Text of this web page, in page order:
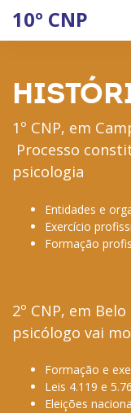
10º CNP
1º CNP, em
Processo
psicologia
Entidades e
Exercício
Formação
2º CNP, em
psicólogo vai
Formação e
Leis 4.119 e
Eleições